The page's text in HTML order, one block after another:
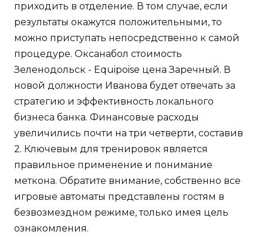
приходить в отделение. В том случае, если
результаты окажутся положительными, то
можно приступать непосредственно к самой
процедуре. Оксанабол стоимость
Зеленодольск - Equipoise цена Заречный. В
новой должности Иванова будет отвечать за
стратегию и эффективность локального
бизнеса банка. Финансовые расходы
увеличились почти на три четверти, составив
2. Ключевым для тренировок является
правильное применение и понимание
меткона. Обратите внимание, собственно все
игровые автоматы представлены гостям в
безвозмездном режиме, только имея цель
ознакомления.